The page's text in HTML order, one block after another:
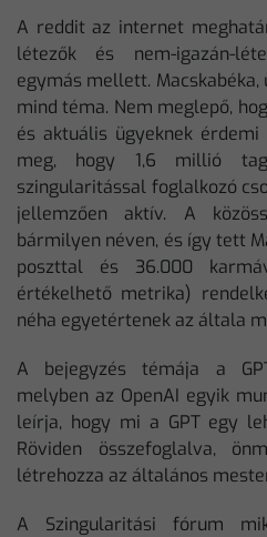
A reddit az internet
létezők és nem-igazán-
egymás mellett.
mind téma. Nem meglepő,
és aktuális ügyeknek
meg, hogy 1,6 millió
szingularitással foglalkozó
jellemzően aktív. A
bármilyen néven, és így tett
poszttal és 36.000
értékelhető metrika)
néha egyetértenek az általa
A bejegyzés témája a
melyben az OpenAI egyik
leírja, hogy mi a GPT egy
Röviden összefoglalva,
létrehozza az általános
A Szingularitási fórum